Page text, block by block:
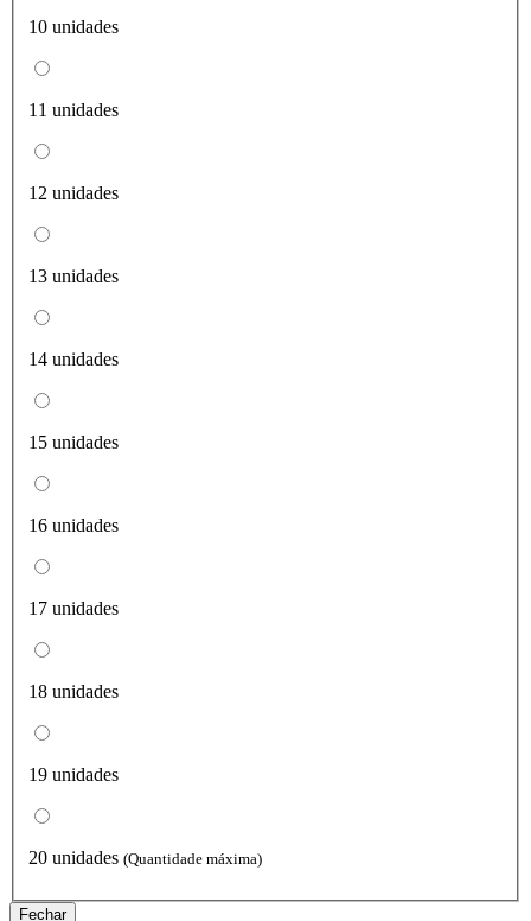
10 unidades
11 unidades
12 unidades
13 unidades
14 unidades
15 unidades
16 unidades
17 unidades
18 unidades
19 unidades
20 unidades (Quantidade máxima)
Fechar